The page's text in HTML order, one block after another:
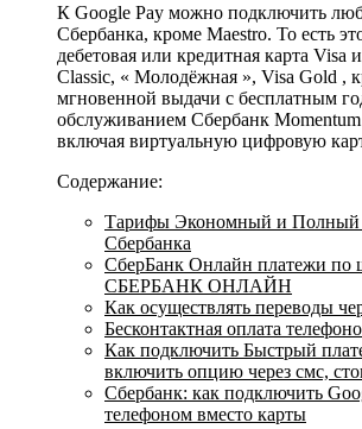
К Google Pay можно подключить
Сбербанка, кроме Maestro. То есть
дебетовая или кредитная карта Visa
Classic, « Молодёжная », Visa Gold ,
мгновенной выдачи с бесплатным
обслуживанием Сбербанк
включая виртуальную цифровую
Содержание:
Тарифы Экономный и Полный
Сбербанка
СберБанк Онлайн платежи по
СБЕРБАНК ОНЛАЙН
Как осуществлять переводы
Бесконтактная оплата
Как подключить Быстрый
включить опцию через смс,
Сбербанк: как подключить
телефоном вместо карты